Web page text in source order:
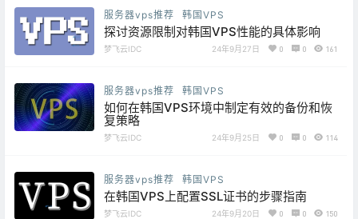
服务器vps推荐 韩国VPS
探讨资源限制对韩国VPS性能的具体影响
梦飞云IDC 24年9月27日 0 0 161
服务器vps推荐 韩国VPS
如何在韩国VPS环境中制定有效的备份和恢
复策略
梦飞云IDC 24年9月25日 0 0 114
服务器vps推荐 韩国VPS
在韩国VPS上配置SSL证书的步骤指南
梦飞云IDC 24年9月20日 0 0 150